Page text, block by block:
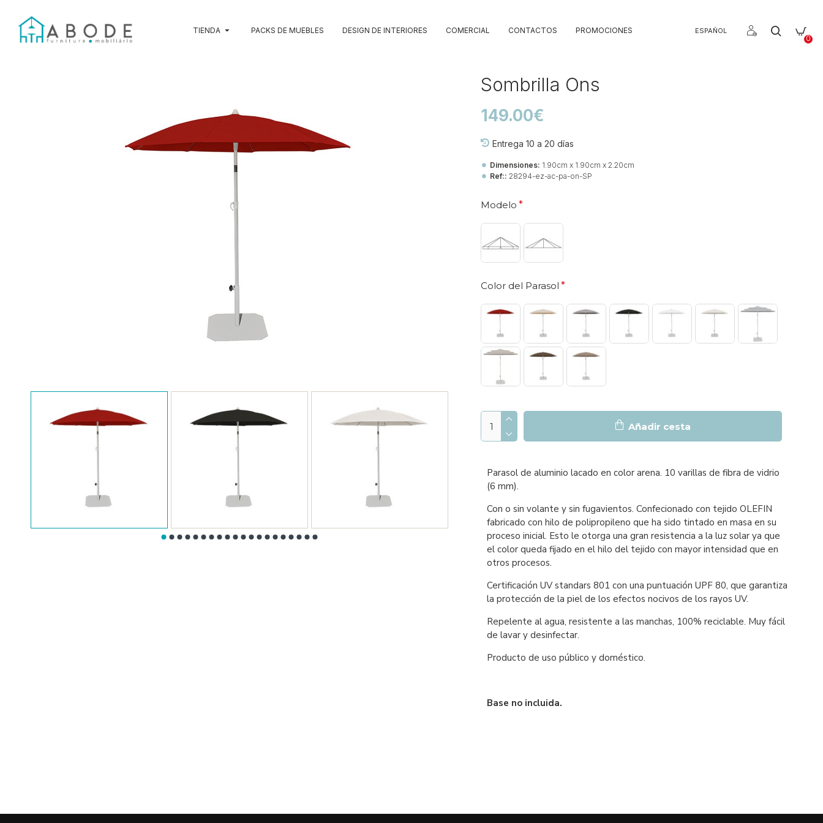
TIENDA PACKS DE MUEBLES DESIGN DE INTERIORES COMERCIAL CONTACTOS PROMOCIONES ESPAÑOL
0
Sombrilla Ons
Entrega 10 a 20 días
Dimensiones: 1.90cm x 1.90cm x 2.20cm
Ref:: 28294-ez-ac-pa-on-SP
149.00€
Modelo
Color del Parasol
Añadir cesta
Parasol de aluminio lacado en color arena. 10 varillas de fibra de vidrio
(6 mm).
Con o sin volante y sin fugavientos. Confecionado con tejido OLEFIN
fabricado con hilo de polipropileno que ha sido tintado en masa en su
proceso inicial. Esto le otorga una gran resistencia a la luz solar ya que
el color queda fijado en el hilo del tejido con mayor intensidad que en
otros procesos.
Certificación UV standars 801 con una puntuación UPF 80, que garantiza
la protección de la piel de los efectos nocivos de los rayos UV.
Repelente al agua, resistente a las manchas, 100% reciclable. Muy fácil
de lavar y desinfectar.
Producto de uso público y doméstico.
Base no incluida.